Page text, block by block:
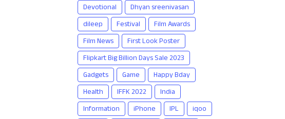
Devotional
Dhyan sreenivasan
dileep
Festival
Film Awards
Film News
First Look Poster
Flipkart Big Billion Days Sale 2023
Gadgets
Game
Happy Bday
Health
IFFK 2022
India
Information
iPhone IPL
iqoo